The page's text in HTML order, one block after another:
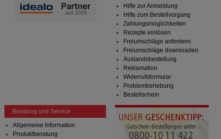
Hilfe zur Anmeldung
Hilfe zum Bestellvorgang
Zahlungsmöglichkeiten
Rezepte einlösen
Freiumschläge anfordern
Freiumschläge downloaden
Auslandsbestellung
Reklamation
Widerrufsformular
Problembehebung
Bestellschein
Beratung und Service
Allgemeine Information
Produktberatung